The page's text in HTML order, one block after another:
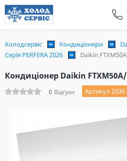
Холодсервіс Кондиціонери
Серія PERFERA 2026
Daikin
Кондиціонер Daikin
0 Відгуки Артикул 2036